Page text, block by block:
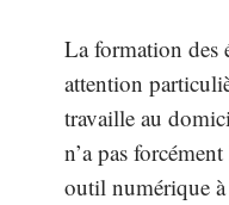
La formation des
attention
travaille au
n’a pas
outil numérique